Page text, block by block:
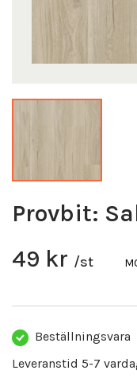
Provbit:
49 kr /st
Beställningsvara
Leveranstid 5-7